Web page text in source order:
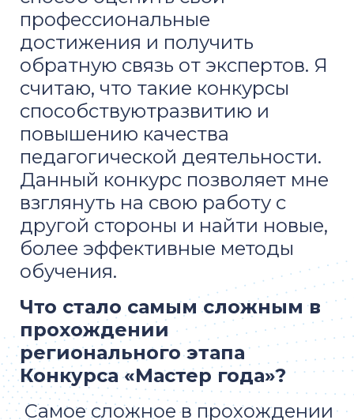
профессиональные
достижения и получить
обратную связь от экспертов. Я
считаю, что такие конкурсы
способствуютразвитию и
повышению качества
педагогической деятельности.
Данный конкурс позволяет мне
взглянуть на свою работу с
другой стороны и найти новые,
более эффективные методы
обучения.
Что стало самым сложным в
прохождении
регионального этапа
Конкурса «Мастер года»?
Самое сложное в прохождении